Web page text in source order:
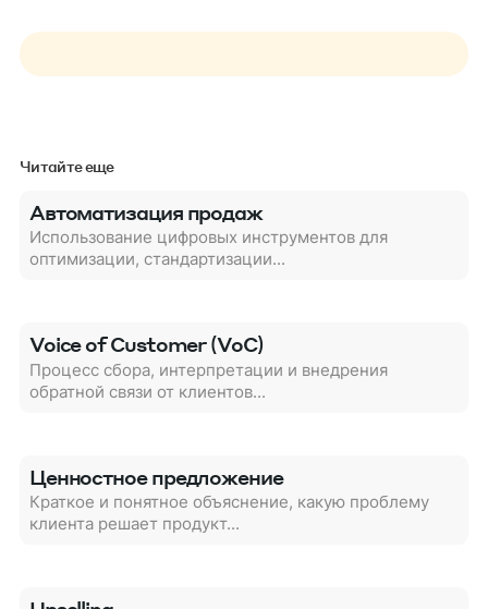
Читайте еще
Автоматизация продаж
Использование цифровых инструментов для
оптимизации, стандартизации...
Voice of Customer (VoC)
Процесс сбора, интерпретации и внедрения
обратной связи от клиентов...
Ценностное предложение
Краткое и понятное объяснение, какую проблему
клиента решает продукт...